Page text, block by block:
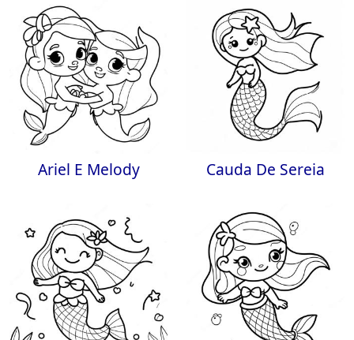
Ariel E Melody Cauda De Sereia